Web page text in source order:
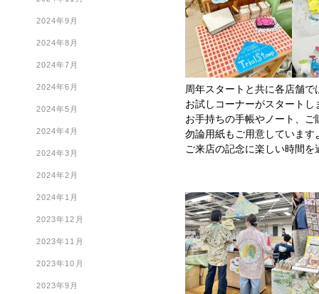
2024年9月
2024年8月
2024年7月
2024年6月
2024年5月
2024年4月
2024年3月
2024年2月
2024年1月
2023年12月
2023年11月
2023年10月
2023年9月
周年スタートと共に各店舗
お試しコーナーがスタート
お手持ちの手帳やノート、
勿論用紙もご用意しています
ご来店の記念に楽しい時間